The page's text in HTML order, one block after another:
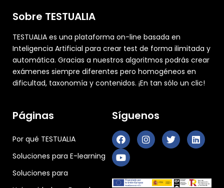
Sobre TESTUALIA
TESTUALIA es una plataforma on-line basada en
Inteligencia Artificial para crear test de forma ilimitada y
automática. Gracias a nuestros algoritmos podrás crear
exámenes siempre diferentes pero homogéneos en
dificultad, taxonomía y contenidos. ¡En tan sólo un clic!
Páginas
Por qué TESTUALIA
Soluciones para E-learning
Soluciones para
Síguenos